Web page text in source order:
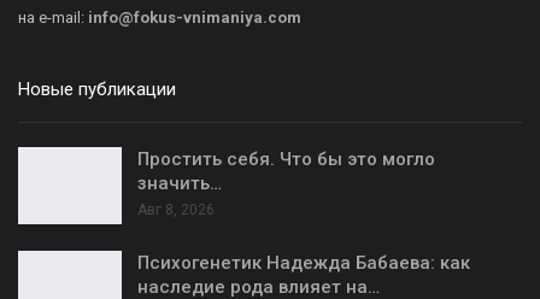
на e-mail: info@fokus-vnimaniya.com
Новые публикации
Простить себя. Что бы это могло
значить…
Авг 8, 2026
Психогенетик Надежда Бабаева: как
наследие рода влияет на…